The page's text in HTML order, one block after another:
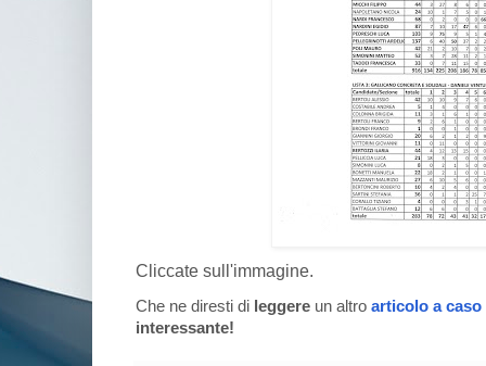
Cliccate sull'immagine.
Che ne diresti di leggere un altro articolo a caso
interessante!